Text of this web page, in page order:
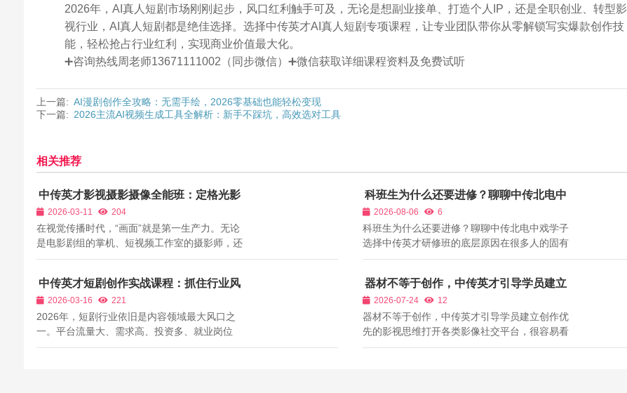
2026年，AI真人短剧市场刚刚起步，风口红利触手可及，无论是想副业接单、打造个人IP，还是全职创业、转型影
视行业，AI真人短剧都是绝佳选择。选择中传英才AI真人短剧专项课程，让专业团队带你从零解锁写实爆款创作技
能，轻松抢占行业红利，实现商业价值最大化。
➕咨询热线周老师13671111002（同步微信）➕微信获取详细课程资料及免费试听
上一篇: AI漫剧创作全攻略：无需手绘，2026零基础也能轻松变现
下一篇: 2026主流AI视频生成工具全解析：新手不踩坑，高效选对工具
相关推荐
中传英才影视摄影摄像全能班：定格光影
艺术，成为影视制作的“视觉基石”
2026-03-11 204
在视觉传播时代，“画面”就是第一生产力。无论
是电影剧组的掌机、短视频工作室的摄影师，还
是企业宣传片的摄像师，都需要扎实的摄影功
求，打造了一套“全机型适配+全场景运用+全技
能提升”的培养体系，助力学员从摄影爱好者...
科班生为什么还要进修？聊聊中传北电中
戏学子选择中传英才研修班的底层原因
2026-08-06 6
科班生为什么还要进修？聊聊中传北电中戏学子
选择中传英才研修班的底层原因在很多人的固有
认知当中，中传、北电、中戏的科班学生，已经
视培训。但现实情况是，每年都有大量三大院校
本科、研究生来到中传英才，报名导演、...
中传英才短剧创作实战课程：抓住行业风
口，快速拍出爆款
2026-03-16 221
2026年，短剧行业依旧是内容领域最大风口之
一。平台流量大、需求高、投资多、就业岗位
广，从微短剧到剧情短视频，行业急需大量能
器材不等于创作，中传英才引导学员建立
创作优先的影视思维
2026-07-24 12
器材不等于创作，中传英才引导学员建立创作优
先的影视思维打开各类影像社交平台，很容易看
到影视新人陷入器材内卷：盲目购买高端摄影